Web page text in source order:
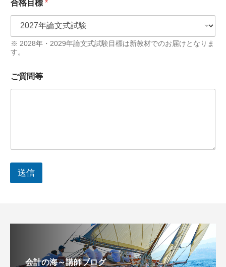
合格目標 *
※ 2028年・2029年論文式試験目標は新教材でのお届けとなりま
す。
ご質問等
送信
会計の海～講師ブログ